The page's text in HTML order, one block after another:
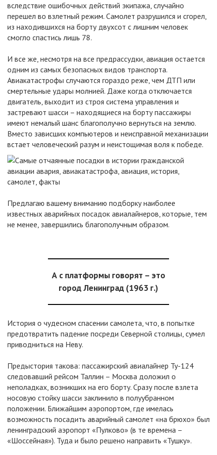
вследствие ошибочных действий экипажа, случайно
перешел во взлетный режим. Самолет разрушился и сгорел,
из находившихся на борту двухсот с лишним человек
смогло спастись лишь 78.
И все же, несмотря на все предрассудки, авиация остается
одним из самых безопасных видов транспорта.
Авиакатастрофы случаются гораздо реже, чем ДТП или
смертельные удары молнией. Даже когда отключается
двигатель, выходит из строя система управления и
застревают шасси – находящиеся на борту пассажиры
имеют немалый шанс благополучно вернуться на землю.
Вместо зависших компьютеров и неисправной механизации
встает человеческий разум и неистощимая воля к победе.
Предлагаю вашему вниманию подборку наиболее
известных аварийных посадок авиалайнеров, которые, тем
не менее, завершились благополучным образом.
А с платформы говорят – это
город Ленинград (1963 г.)
История о чудесном спасении самолета, что, в попытке
предотвратить падение посреди Северной столицы, сумел
приводниться на Неву.
Предыстория такова: пассажирский авиалайнер Ту-124
следовавший рейсом Таллин – Москва доложил о
неполадках, возникших на его борту. Сразу после взлета
носовую стойку шасси заклинило в полуубранном
положении. Ближайшим аэропортом, где имелась
возможность посадить аварийный самолет «на брюхо» был
ленинградский аэропорт «Пулково» (в те времена –
«Шоссейная»). Туда и было решено направить «Тушку».